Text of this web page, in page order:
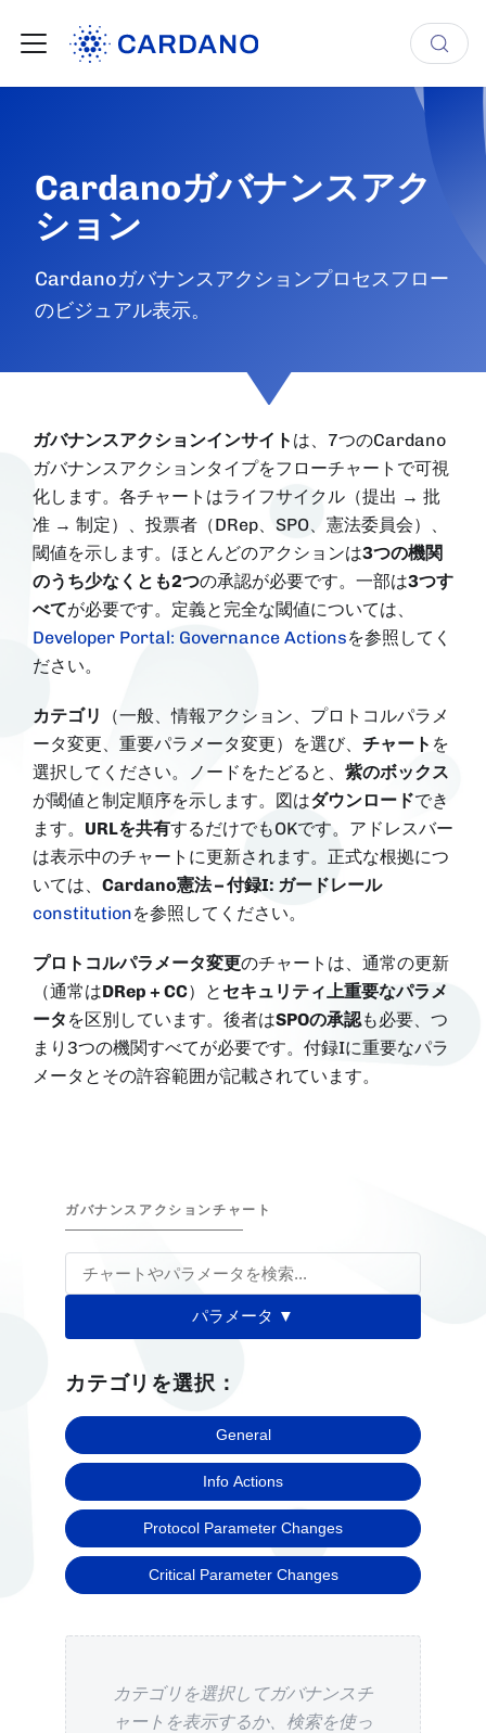
Cardanoガバナンスアク
ション
Cardanoガバナンスアクションプロセスフロー
のビジュアル表示。
ガバナンスアクションインサイト は、7つのCardano
ガバナンスアクションタイプをフローチャートで可視
化します。各チャートはライフサイクル（提出 → 批
准 → 制定）、投票者（DRep、SPO、憲法委員会）、
閾値を示します。ほとんどのアクションは3つの機関
のうち少なくとも2つの承認が必要です。一部は3つす
べてが必要です。定義と完全な閾値については、
Developer Portal: Governance Actionsを参照してく
ださい。
カテゴリ
（一般、情報アクション、プロトコルパラメ
ータ変更、重要パラメータ変更）を選び、 チャート を
選択してください。ノードをたどると、 紫のボックス
が閾値と制定順序を示します。図はダウンロードでき
ます。 URLを共有するだけでもOKです。アドレスバー
は表示中のチャートに更新されます。正式な根拠につ
いては、 Cardano憲法 – 付録I: ガードレール
constitutionを参照してください。
プロトコルパラメータ変更のチャートは、通常の更新
（通常はDRep + CC）と セキュリティ上重要なパラメ
ータ を区別しています。後者はSPOの承認も必要、つ
まり3つの機関すべてが必要です。付録Iに重要なパラ
メータとその許容範囲が記載されています。
ガバナンスアクションチャート
パラメータ ▼
カテゴリを選択：
General
Info Actions
Protocol Parameter Changes
Critical Parameter Changes
カテゴリを選択してガバナンスチ
ャートを表示するか、検索を使っ